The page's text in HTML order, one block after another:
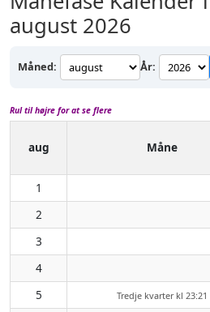
august 2026
Måned: År:
Rul til højre for at se flere
aug
Måne
1
2
3
4
5
Tredje kvarter kl 23:21